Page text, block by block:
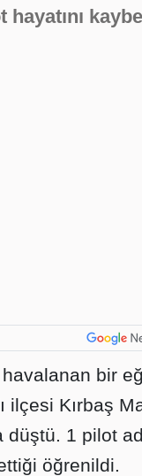
hayatını
bir
ilçesi Kırbaş
düştü. 1 pilot
öğrenildi.